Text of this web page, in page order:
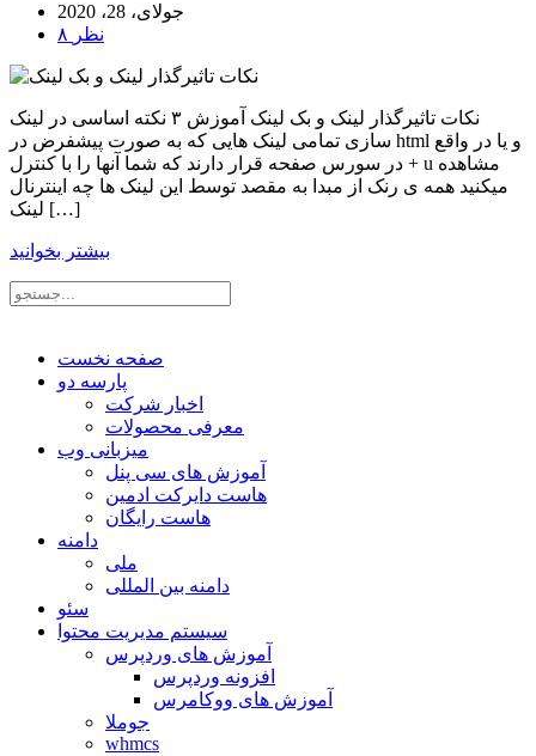
جولای، 28، 2020
۸ نظر
نکات تاثیرگذار لینک و بک لینک آموزش ۳ نکته اساسی در لینک
سازی تمامی لینک هایی که به صورت پیشفرض در html و یا در واقع
در سورس صفحه قرار دارند که شما آنها را با کنترل + u مشاهده
میکنید همه ی رنک از مبدا به مقصد توسط این لینک ها چه اینترنال
لینک […]
بیشتر بخوانید
صفحه نخست
پارسه دو
اخبار شرکت
معرفی محصولات
میزبانی وب
آموزش های سی پنل
هاست دایرکت ادمین
هاست رایگان
دامنه
ملی
دامنه بین المللی
سئو
سیستم مدیریت محتوا
آموزش های وردپرس
افزونه وردپرس
آموزش های ووکامرس
جوملا
whmcs